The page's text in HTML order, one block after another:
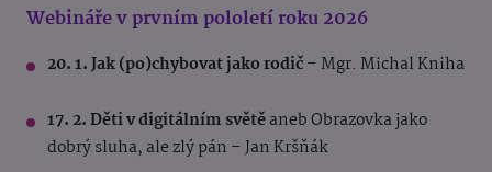
Webináře v prvním pololetí roku 2026
20. 1. Jak (po)chybovat jako rodič– Mgr. Michal Kniha
17. 2. Děti v digitálním světěaneb Obrazovka jako
dobrý sluha, ale zlý pán – Jan Kršňák